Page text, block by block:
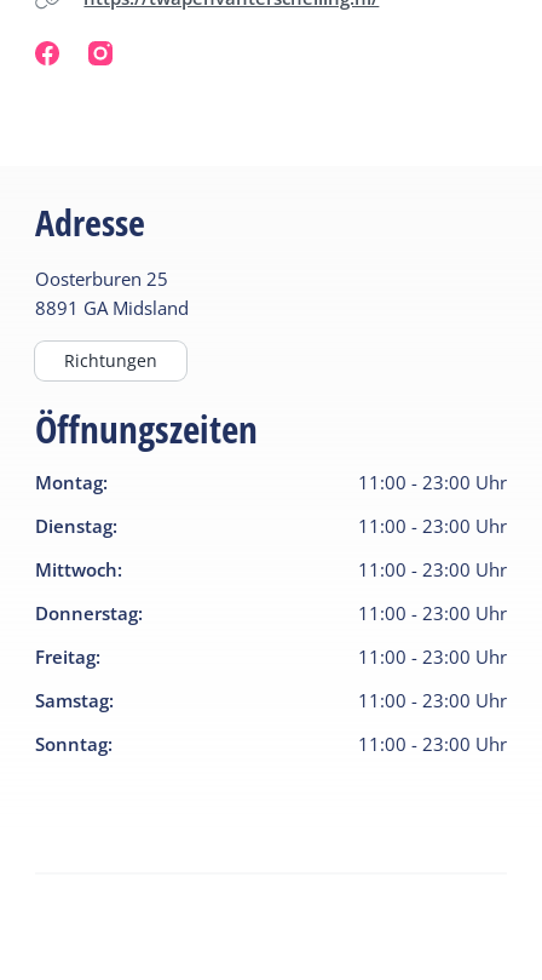
Adresse
Oosterburen 25
8891 GA Midsland
Richtungen
Öffnungszeiten
Montag: 11:00 - 23:00 Uhr
Dienstag: 11:00 - 23:00 Uhr
Mittwoch: 11:00 - 23:00 Uhr
Donnerstag: 11:00 - 23:00 Uhr
Freitag: 11:00 - 23:00 Uhr
Samstag: 11:00 - 23:00 Uhr
Sonntag: 11:00 - 23:00 Uhr